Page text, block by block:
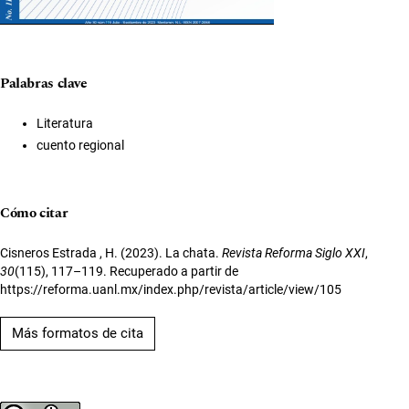
Palabras clave
Literatura
cuento regional
Cómo citar
Cisneros Estrada , H. (2023). La chata. Revista Reforma Siglo XXI,
30(115), 117–119. Recuperado a partir de
https://reforma.uanl.mx/index.php/revista/article/view/105
Más formatos de cita